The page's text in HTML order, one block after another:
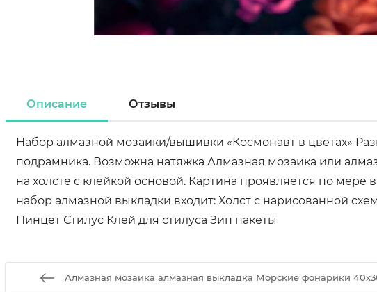
Описание Отзывы
Набор алмазной мозаики/вышивки «Космонавт в цветах»
подрамника. Возможна натяжка Алмазная мозаика или
на холсте с клейкой основой. Картина проявляется по
набор алмазной выкладки входит: Холст с нарисованной
Пинцет Стилус Клей для стилуса Зип пакеты
Алмазная мозаика алмазная выкладка Морские фонарики